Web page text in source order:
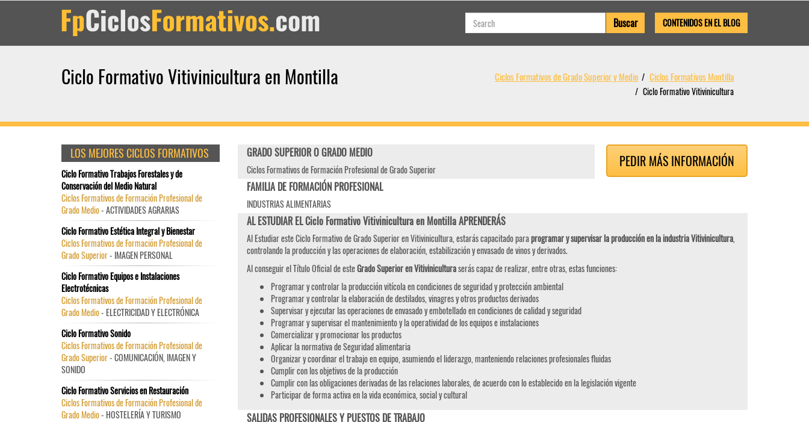
CONTENIDOS EN EL BLOG
Ciclo Formativo Vitivinicultura en Montilla Ciclos Formativos de Grado Superior y Medio Ciclos Formativos Montilla
Ciclo Formativo Vitivinicultura
PEDIR MÁS INFORMACIÓN
GRADO SUPERIOR O GRADO MEDIO
Ciclos Formativos de Formación Profesional de Grado Superior
FAMILIA DE FORMACIÓN PROFESIONAL
INDUSTRIAS ALIMENTARIAS
AL ESTUDIAR EL Ciclo Formativo Vitivinicultura en Montilla APRENDERÁS
Al Estudiar este Ciclo Formativo de Grado Superior en Vitivinicultura, estarás capacitado paraprogramar y supervisar la producción en la industria Vitivinicultura,
controlando la producción y las operaciones de elaboración, estabilización y envasado de vinos y derivados.
Al conseguir el Título Oficial de esteGrado Superior en Vitiviniculturaserás capaz de realizar, entre otras, estas funciones:
Programar y controlar la producción vitícola en condiciones de seguridad y protección ambiental
Programar y controlar la elaboración de destilados, vinagres y otros productos derivados
Supervisar y ejecutar las operaciones de envasado y embotellado en condiciones de calidad y seguridad
Programar y supervisar el mantenimiento y la operatividad de los equipos e instalaciones
Comercializar y promocionar los productos
Aplicar la normativa de Seguridad alimentaria
Organizar y coordinar el trabajo en equipo, asumiendo el liderazgo, manteniendo relaciones profesionales fluidas
Cumplir con los objetivos de la producción
Cumplir con las obligaciones derivadas de las relaciones laborales, de acuerdo con lo establecido en la legislación vigente
Participar de forma activa en la vida económica, social y cultural
SALIDAS PROFESIONALES Y PUESTOS DE TRABAJO
LOS MEJORES CICLOS FORMATIVOS
Ciclo Formativo Trabajos Forestales y de
Conservación del Medio Natural
Ciclos Formativos de Formación Profesional de
Grado Medio- ACTIVIDADES AGRARIAS
Ciclo Formativo Estética Integral y Bienestar
Ciclos Formativos de Formación Profesional de
Grado Superior- IMAGEN PERSONAL
Ciclo Formativo Equipos e Instalaciones
Electrotécnicas
Ciclos Formativos de Formación Profesional de
Grado Medio- ELECTRICIDAD Y ELECTRÓNICA
Ciclo Formativo Sonido
Ciclos Formativos de Formación Profesional de
Grado Superior- COMUNICACIÓN, IMAGEN Y
SONIDO
Ciclo Formativo Servicios en Restauración
Ciclos Formativos de Formación Profesional de
Grado Medio- HOSTELERÍA Y TURISMO